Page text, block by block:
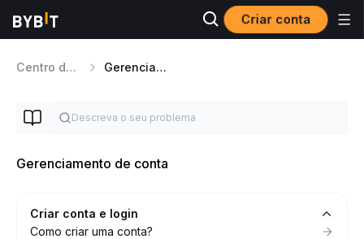
Criar conta
Centro de ajuda Gerenciamento de conta
Gerenciamento de conta
Criar conta e login
Como criar uma conta?